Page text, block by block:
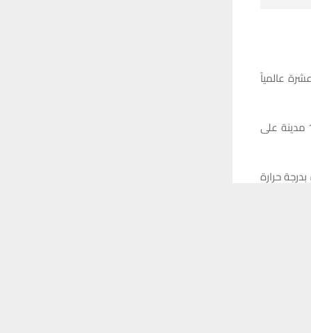
عالمياً
وذكرت بيانات تم نشرها بحسب الموقع المذكور تابعتها شبكة أخبار الناصرية، ان هناك 15 مدينة على
حرارة